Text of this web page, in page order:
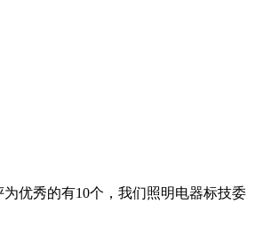
优秀的有10个，我们照明电器标技委